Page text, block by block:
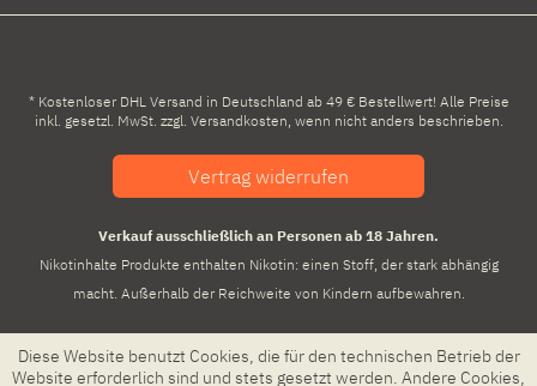
* Kostenloser DHL Versand in Deutschland ab 49 € Bestellwert! Alle Preise
inkl. gesetzl. MwSt. zzgl. Versandkosten , wenn nicht anders beschrieben.
Vertrag widerrufen
Verkauf ausschließlich an Personen ab 18 Jahren.
Nikotinhalte Produkte enthalten Nikotin: einen Stoff, der stark abhängig
macht. Außerhalb der Reichweite von Kindern aufbewahren.
Diese Website benutzt Cookies, die für den technischen Betrieb der
Website erforderlich sind und stets gesetzt werden. Andere Cookies,